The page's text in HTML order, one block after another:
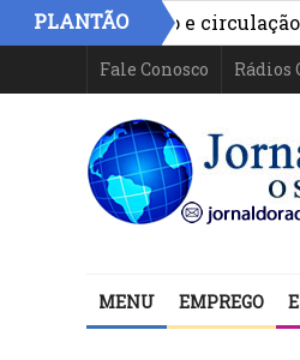
PLANTÃO
acesso e circulação em
Fale Conosco Rádios
MENU EMPREGO